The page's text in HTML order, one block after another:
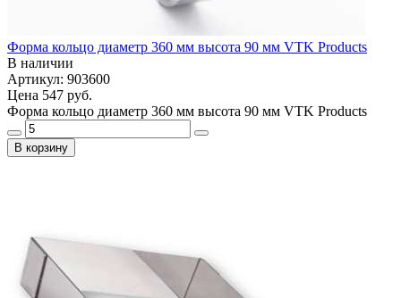
Форма кольцо диаметр 360 мм высота 90 мм VTK Products
В наличии
Артикул: 903600
Цена 547 руб.
Форма кольцо диаметр 360 мм высота 90 мм VTK Products
В корзину